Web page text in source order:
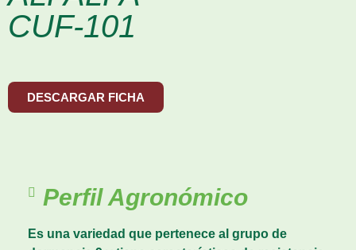
CUF-101
DESCARGAR FICHA
Perfil Agronómico
Es una variedad que pertenece al grupo de